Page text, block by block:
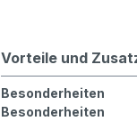
Vorteile und
Besonderheiten
Besonderheiten